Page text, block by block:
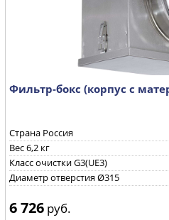
Фильтр-бокс (корпус с
Страна Россия
Вес 6,2 кг
Класс очистки G3(UE3)
Диаметр отверстия Ø315
6 726 руб.